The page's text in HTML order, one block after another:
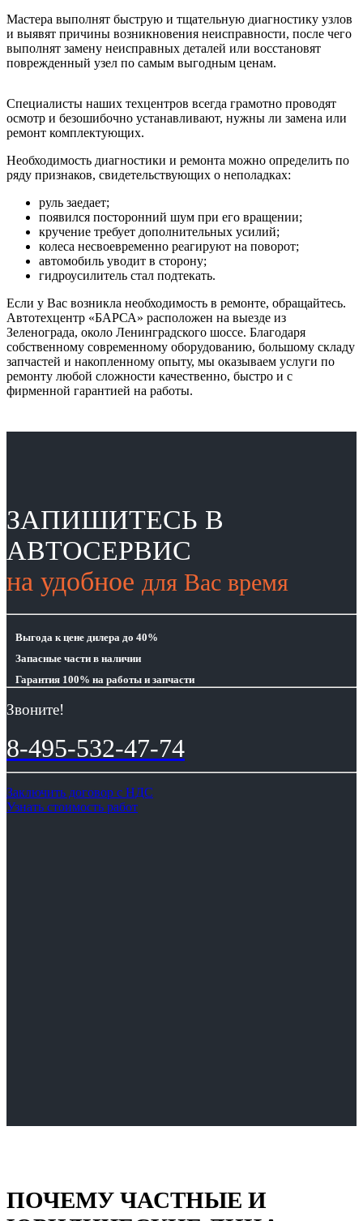
Мастера выполнят быструю и тщательную диагностику узлов
и выявят причины возникновения неисправности, после чего
выполнят замену неисправных деталей или восстановят
поврежденный узел по самым выгодным ценам.
Специалисты наших техцентров всегда грамотно проводят
осмотр и безошибочно устанавливают, нужны ли замена или
ремонт комплектующих.
Необходимость диагностики и ремонта можно определить по
ряду признаков, свидетельствующих о неполадках:
руль заедает;
появился посторонний шум при его вращении;
кручение требует дополнительных усилий;
колеса несвоевременно реагируют на поворот;
автомобиль уводит в сторону;
гидроусилитель стал подтекать.
Если у Вас возникла необходимость в ремонте, обращайтесь.
Автотехцентр «БАРСА» расположен на выезде из
Зеленограда, около Ленинградского шоссе. Благодаря
собственному современному оборудованию, большому складу
запчастей и накопленному опыту, мы оказываем услуги по
ремонту любой сложности качественно, быстро и с
фирменной гарантией на работы.
ЗАПИШИТЕСЬ В
АВТОСЕРВИС
на удобное для Вас время
Выгода к цене дилера до 40%
Запасные части в наличии
Гарантия 100% на работы и запчасти
Звоните!
8-495-532-47-74
Заключить договор с НДС
Узнать стоимость работ
ПОЧЕМУ ЧАСТНЫЕ И